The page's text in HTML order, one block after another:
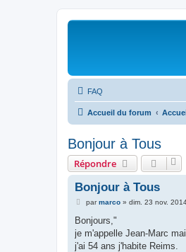
FAQ
Accueil du forum
Bonjour à Tous
Répondre
Bonjour à Tous
M
s
a
g
parmarco» dim. 23 nov.
Bonjours,"
je m'appelle Jean-Marc
j'ai 54 ans j'habite Reims.